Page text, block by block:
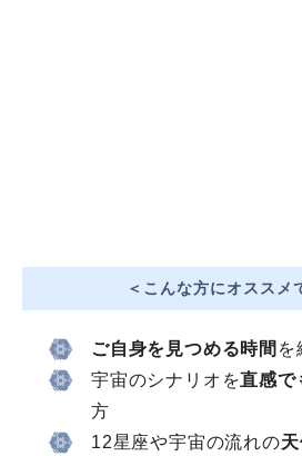
＜こんな方にオススメ
ご自身を見つめる時間 を
宇宙のシナリオを直感で
方
12星座や宇宙の流れの